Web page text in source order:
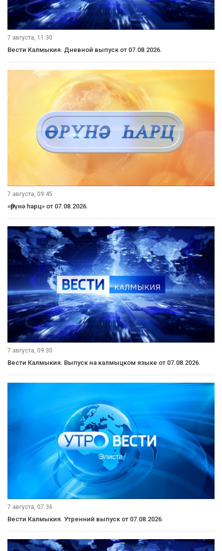
7 августа, 11:30
Вести Калмыкия. Дневной выпуск от 07.08.2026.
7 августа, 09:45
«Өрүнә һарц» от 07.08.2026.
7 августа, 09:30
Вести Калмыкия. Выпуск на калмыцком языке от 07.08.2026.
7 августа, 07:36
Вести Калмыкия. Утренний выпуск от 07.08.2026.